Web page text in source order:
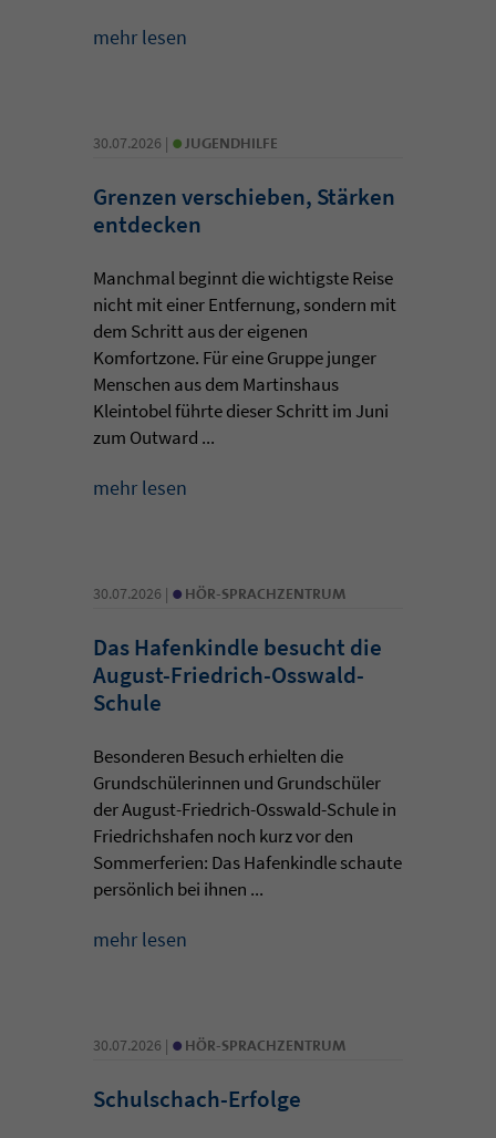
mehr lesen
30.07.2026 | • JUGENDHILFE
Grenzen verschieben, Stärken
entdecken
Manchmal beginnt die wichtigste Reise
nicht mit einer Entfernung, sondern mit
dem Schritt aus der eigenen
Komfortzone. Für eine Gruppe junger
Menschen aus dem Martinshaus
Kleintobel führte dieser Schritt im Juni
zum Outward ...
mehr lesen
30.07.2026 | • HÖR-SPRACHZENTRUM
Das Hafenkindle besucht die
August-Friedrich-Osswald-
Schule
Besonderen Besuch erhielten die
Grundschülerinnen und Grundschüler
der August-Friedrich-Osswald-Schule in
Friedrichshafen noch kurz vor den
Sommerferien: Das Hafenkindle schaute
persönlich bei ihnen ...
mehr lesen
30.07.2026 | • HÖR-SPRACHZENTRUM
Schulschach-Erfolge